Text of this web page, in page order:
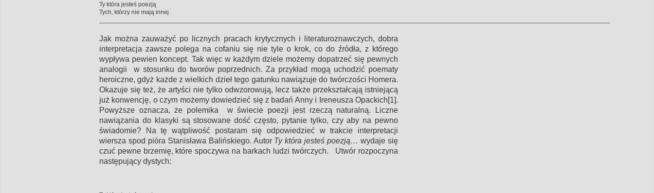
Ty która jesteś poezją
Tych, którzy nie mają innej
Jak można zauważyć po licznych pracach krytycznych i literaturoznawczych, dobra
interpretacja zawsze polega na cofaniu się nie tyle o krok, co do źródła, z którego
wypływa pewien koncept. Tak więc w każdym dziele możemy dopatrzeć się pewnych
analogii w stosunku do tworów poprzednich. Za przykład mogą uchodzić poematy
heroiczne, gdyż każde z wielkich dzieł tego gatunku nawiązuje do twórczości Homera.
Okazuje się też, że artyści nie tylko odwzorowują, lecz także przekształcają istniejącą
już konwencję, o czym możemy dowiedzieć się z badań Anny i Ireneusza Opackich[1].
Powyższe oznacza, że polemika w świecie poezji jest rzeczą naturalną. Liczne
nawiązania do klasyki są stosowane dość często, pytanie tylko, czy aby na pewno
świadomie? Na tę wątpliwość postaram się odpowiedzieć w trakcie interpretacji
wiersza spod pióra Stanisława Balińskiego. Autor Ty która jesteś poezją… wydaje się
czuć pewne brzemię, które spoczywa na barkach ludzi twórczych. Utwór rozpoczyna
następujący dystych: